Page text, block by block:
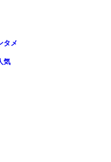
タメ
気